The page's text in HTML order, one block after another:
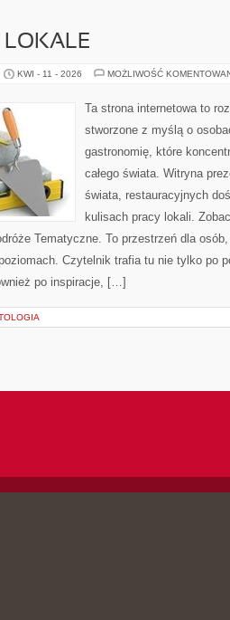
LOKALE
KWI - 11 - 2026 MOŻLIWOŚĆ
Ta strona internetowa to
stworzone z myślą o
gastronomię, które
całego świata. Witryna
świata, restauracyjnych
kulisach pracy lokali.
Tematyczne. To przestrzeń dla
Czytelnik trafia tu nie tylko po
po inspiracje, […]